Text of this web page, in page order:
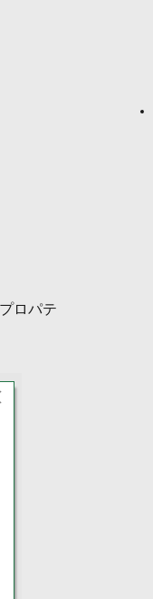
ロパテ